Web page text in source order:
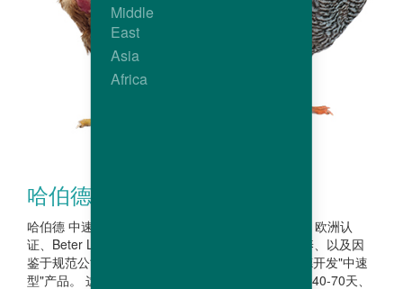
哈伯德 中速型 公鸡
哈伯德 中速型 公鸡 近年来，质量标准建立，比如：欧洲认
证、Beter Leven星级评定系统 （荷兰）、自由放养、以及因
鉴于规范公司投资"强势品牌"的意愿，激发了哈伯德开发"中速
型"产品。 这些也能满足专业人士对于最低出栏日龄40-70天、
Middle
East
Asia
Africa